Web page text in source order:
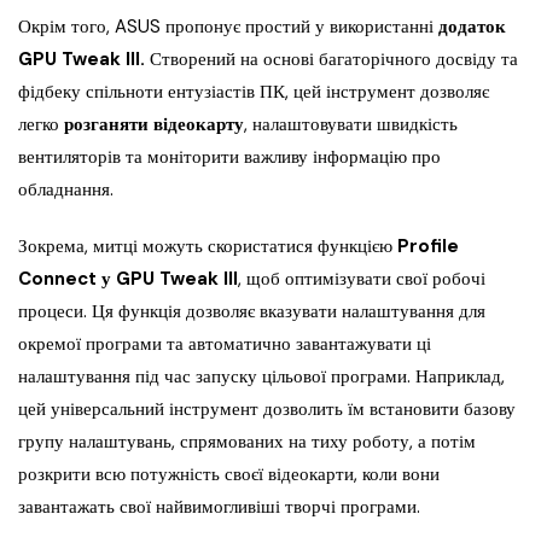
Окрім того, ASUS пропонує простий у використанні додаток
GPU Tweak III. Створений на основі багаторічного досвіду та
фідбеку спільноти ентузіастів ПК, цей інструмент дозволяє
легко розганяти відеокарту, налаштовувати швидкість
вентиляторів та моніторити важливу інформацію про
обладнання.
Зокрема, митці можуть скористатися функцією Profile
Connect у GPU Tweak III, щоб оптимізувати свої робочі
процеси. Ця функція дозволяє вказувати налаштування для
окремої програми та автоматично завантажувати ці
налаштування під час запуску цільової програми. Наприклад,
цей універсальний інструмент дозволить їм встановити базову
групу налаштувань, спрямованих на тиху роботу, а потім
розкрити всю потужність своєї відеокарти, коли вони
завантажать свої найвимогливіші творчі програми.